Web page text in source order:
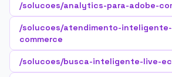
/solucoes/analytics-para-adobe-
/solucoes/atendimento-
commerce
/solucoes/busca-inteligente-live-